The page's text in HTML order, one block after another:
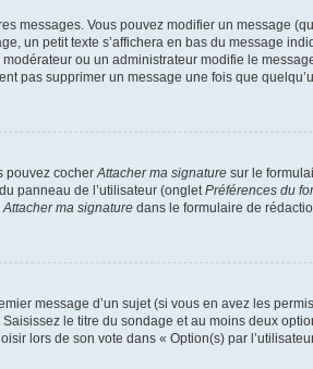
messages. Vous pouvez modifier un message
un petit texte s’affichera en bas du message
ou un administrateur modifie le
pas supprimer un message une fois que
pouvez cocher Attacher ma signature sur le
panneau de l’utilisateur (onglet Préférences du
Attacher ma signature dans le formulaire de
message d’un sujet (si vous en avez les
le titre du sondage et au moins deux
lors de son vote dans « Option(s) par